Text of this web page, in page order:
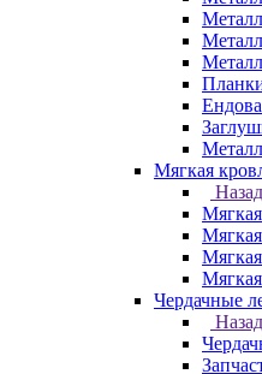
Мягкая
Назад
Чердачные
Назад